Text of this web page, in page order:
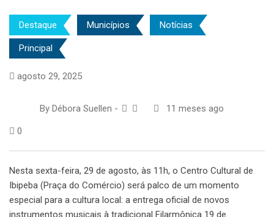
Destaque Municípios Notícias
Principal
agosto 29, 2025
By Débora Suellen - 11 meses ago
0
Nesta sexta-feira, 29 de agosto, às 11h, o Centro Cultural de
Ibipeba (Praça do Comércio) será palco de um momento
especial para a cultura local: a entrega oficial de novos
instrumentos musicais à tradicional Filarmônica 19 de